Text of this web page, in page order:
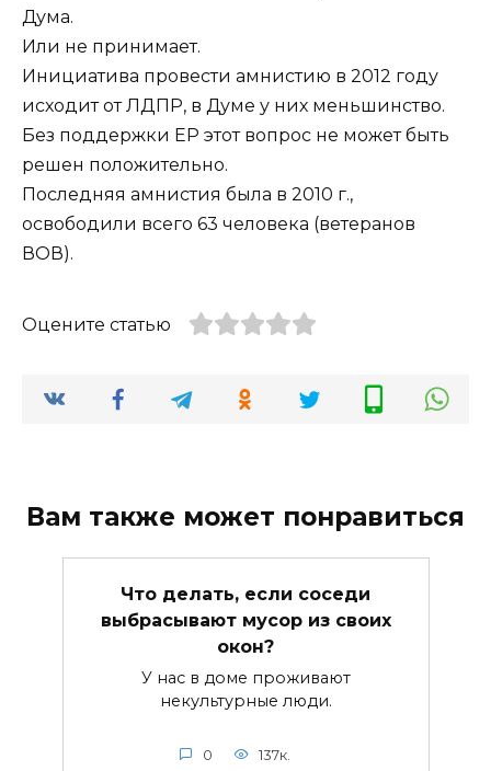
Дума.
Или не принимает.
Инициатива провести амнистию в 2012 году
исходит от ЛДПР, в Думе у них меньшинство.
Без поддержки ЕР этот вопрос не может быть
решен положительно.
Последняя амнистия была в 2010 г.,
освободили всего 63 человека (ветеранов
ВОВ).
Оцените статью
Вам также может понравиться
Что делать, если соседи
выбрасывают мусор из своих
окон?
У нас в доме проживают
некультурные люди.
0 137к.